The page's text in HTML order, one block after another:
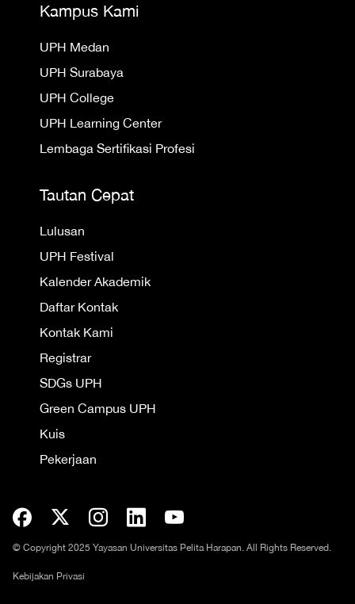
Kampus Kami
UPH Medan
UPH Surabaya
UPH College
UPH Learning Center
Lembaga Sertifikasi Profesi
Tautan Cepat
Lulusan
UPH Festival
Kalender Akademik
Daftar Kontak
Kontak Kami
Registrar
SDGs UPH
Green Campus UPH
Kuis
Pekerjaan
© Copyright 2025 Yayasan Universitas Pelita Harapan. All Rights Reserved.
Kebijakan Privasi